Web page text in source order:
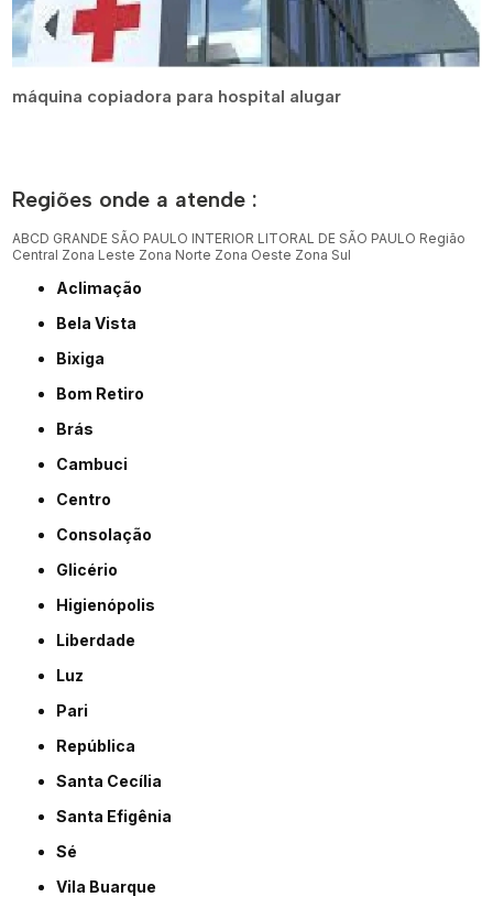
máquina copiadora para hospital alugar
Regiões onde a atende :
ABCD GRANDE SÃO PAULO INTERIOR LITORAL DE SÃO PAULO Região
Central Zona Leste Zona Norte Zona Oeste Zona Sul
Aclimação
Bela Vista
Bixiga
Bom Retiro
Brás
Cambuci
Centro
Consolação
Glicério
Higienópolis
Liberdade
Luz
Pari
República
Santa Cecília
Santa Efigênia
Sé
Vila Buarque